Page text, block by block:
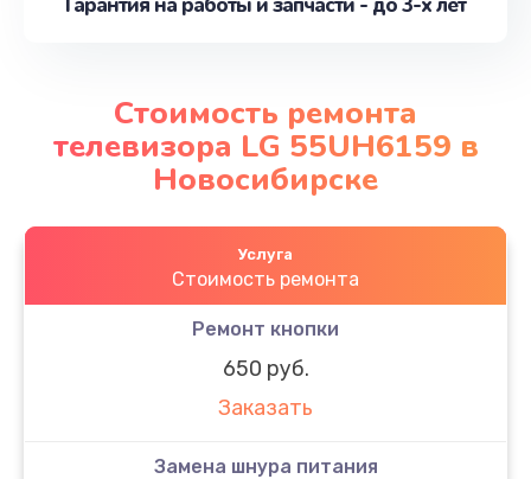
Стоимость ремонта
телевизора LG 55UH6159 в
Новосибирске
Услуга
Стоимость ремонта
Ремонт кнопки
650 руб.
Заказать
Замена шнура питания